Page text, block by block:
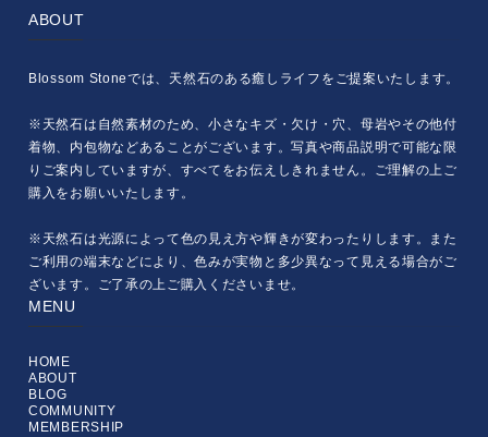
ABOUT
Blossom Stoneでは、天然石のある癒しライフをご提案いたします。
※天然石は自然素材のため、小さなキズ・欠け・穴、母岩やその他付
着物、内包物などあることがございます。写真や商品説明で可能な限
りご案内していますが、すべてをお伝えしきれません。ご理解の上ご
購入をお願いいたします。
※天然石は光源によって色の見え方や輝きが変わったりします。また
ご利用の端末などにより、色みが実物と多少異なって見える場合がご
ざいます。ご了承の上ご購入くださいませ。
MENU
HOME
ABOUT
BLOG
COMMUNITY
MEMBERSHIP